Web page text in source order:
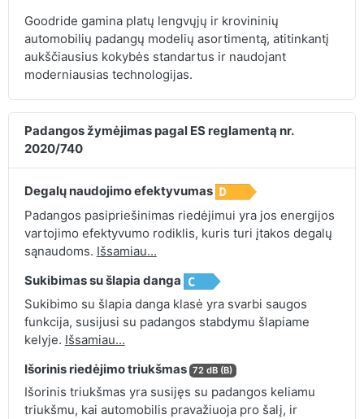
Goodride gamina platų lengvųjų ir krovininių
automobilių padangų modelių asortimentą, atitinkantį
aukščiausius kokybės standartus ir naudojant
moderniausias technologijas.
Padangos žymėjimas pagal ES reglamentą nr.
2020/740
Degalų naudojimo efektyvumas
Padangos pasipriešinimas riedėjimui yra jos energijos
vartojimo efektyvumo rodiklis, kuris turi įtakos degalų
sąnaudoms. Išsamiau...
Sukibimas su šlapia danga
Sukibimo su šlapia danga klasė yra svarbi saugos
funkcija, susijusi su padangos stabdymu šlapiame
kelyje. Išsamiau...
Išorinis riedėjimo triukšmas 72 dB (B)
Išorinis triukšmas yra susijęs su padangos keliamu
triukšmu, kai automobilis pravažiuoja pro šalį, ir